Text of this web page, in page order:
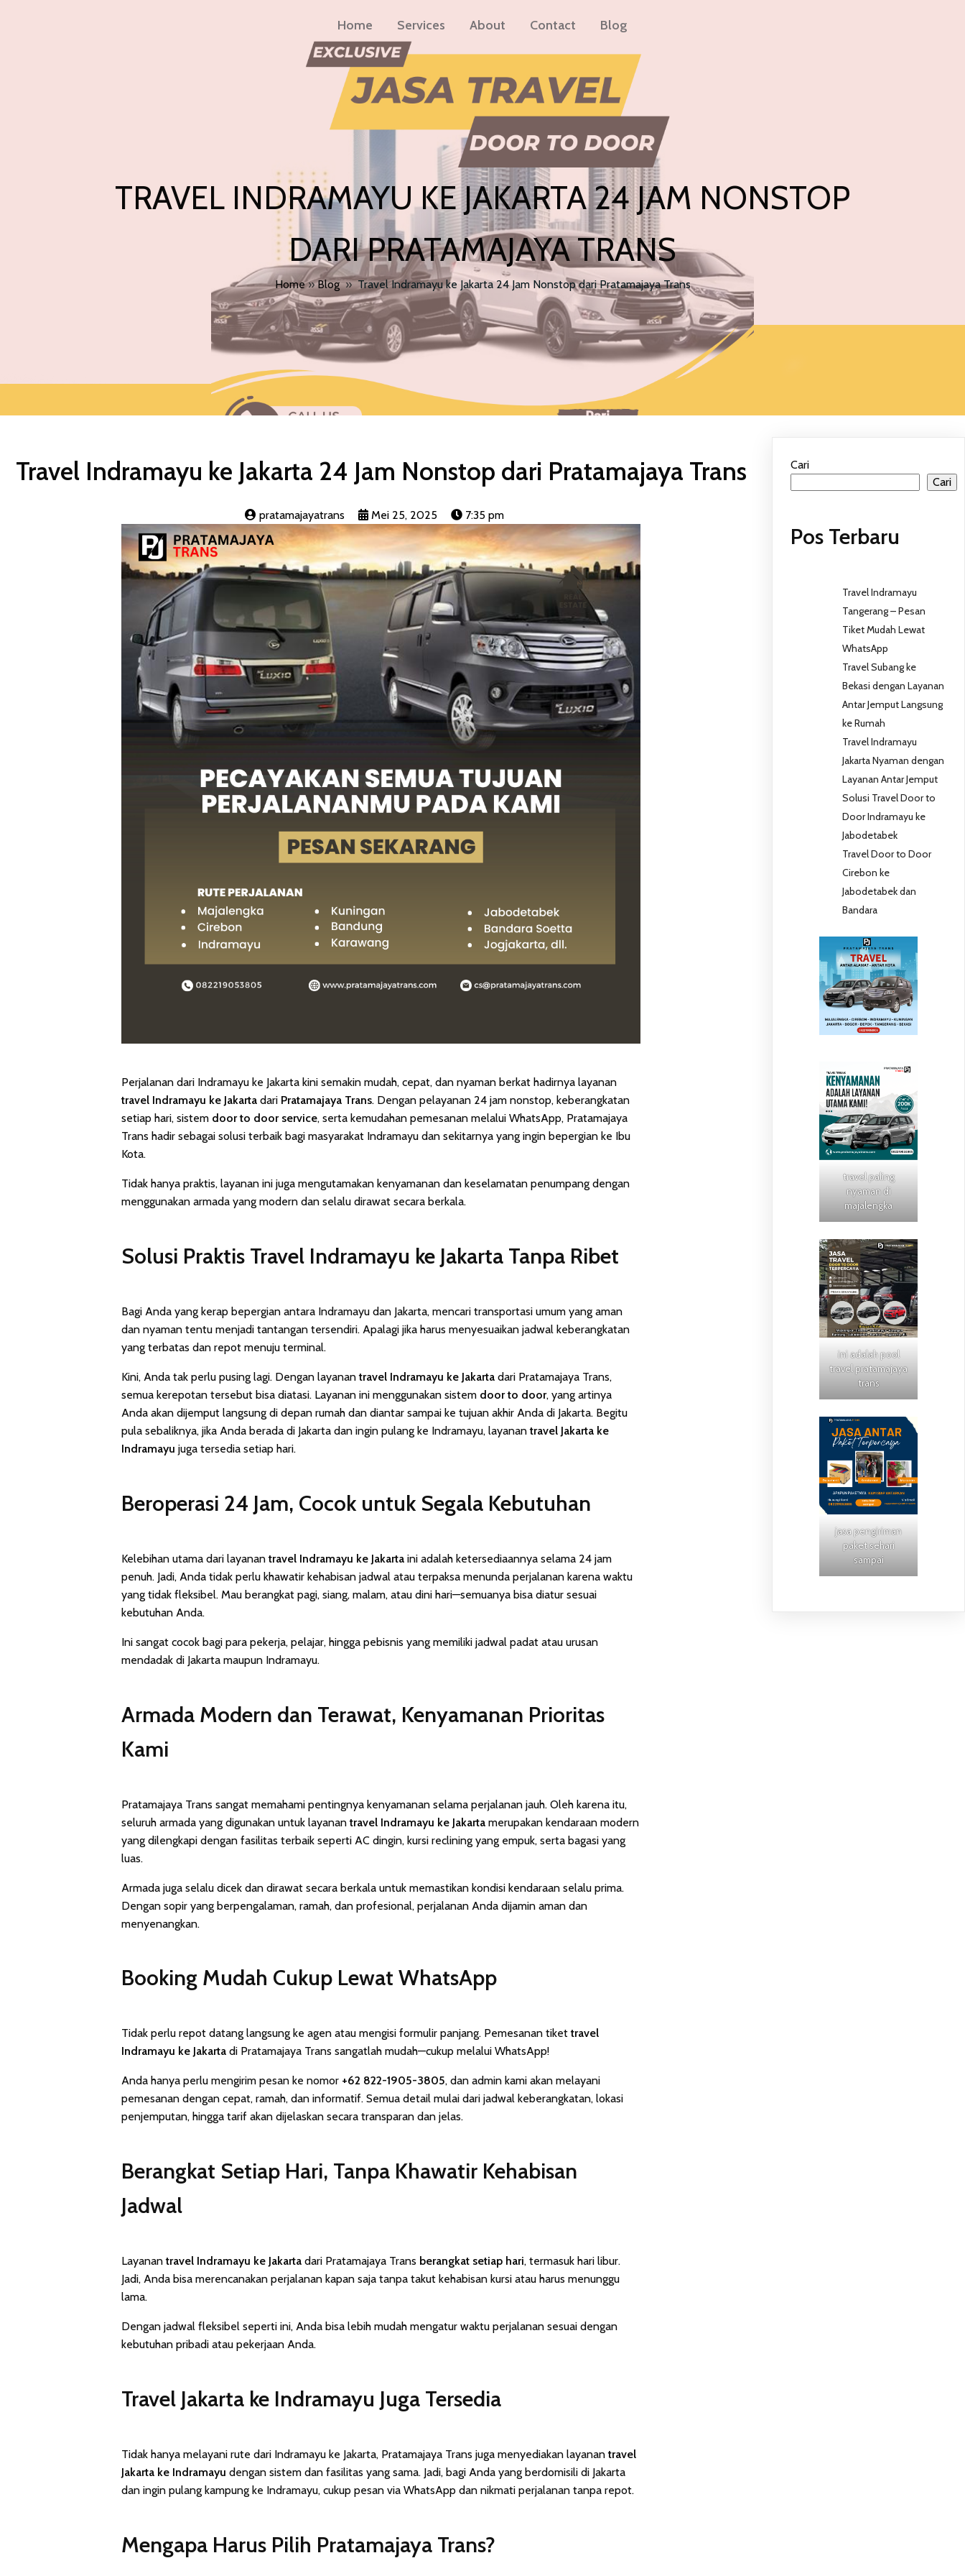
Home Services About Contact Blog
TRAVEL INDRAMAYU KE JAKARTA 24 JAM NONSTOP
DARI PRATAMAJAYA TRANS
Home»Blog » Travel Indramayu ke Jakarta 24 Jam Nonstop dari Pratamajaya Trans
Travel Indramayu ke Jakarta 24 Jam Nonstop dari Pratamajaya Trans
pratamajayatrans Mei 25, 2025 7:35 pm
Perjalanan dari Indramayu ke Jakarta kini semakin mudah, cepat, dan nyaman berkat hadirnya layanan
travel Indramayu ke Jakarta dari Pratamajaya Trans. Dengan pelayanan 24 jam nonstop, keberangkatan
setiap hari, sistem door to door service, serta kemudahan pemesanan melalui WhatsApp, Pratamajaya
Trans hadir sebagai solusi terbaik bagi masyarakat Indramayu dan sekitarnya yang ingin bepergian ke Ibu
Kota.
Tidak hanya praktis, layanan ini juga mengutamakan kenyamanan dan keselamatan penumpang dengan
menggunakan armada yang modern dan selalu dirawat secara berkala.
Solusi Praktis Travel Indramayu ke Jakarta Tanpa Ribet
Bagi Anda yang kerap bepergian antara Indramayu dan Jakarta, mencari transportasi umum yang aman
dan nyaman tentu menjadi tantangan tersendiri. Apalagi jika harus menyesuaikan jadwal keberangkatan
yang terbatas dan repot menuju terminal.
Kini, Anda tak perlu pusing lagi. Dengan layanantravel Indramayu ke Jakarta dari Pratamajaya Trans,
semua kerepotan tersebut bisa diatasi. Layanan ini menggunakan sistem door to door, yang artinya
Anda akan dijemput langsung di depan rumah dan diantar sampai ke tujuan akhir Anda di Jakarta. Begitu
pula sebaliknya, jika Anda berada di Jakarta dan ingin pulang ke Indramayu, layanantravel Jakarta ke
Indramayu juga tersedia setiap hari.
Beroperasi 24 Jam, Cocok untuk Segala Kebutuhan
Kelebihan utama dari layanantravel Indramayu ke Jakarta ini adalah ketersediaannya selama 24 jam
penuh. Jadi, Anda tidak perlu khawatir kehabisan jadwal atau terpaksa menunda perjalanan karena waktu
yang tidak fleksibel. Mau berangkat pagi, siang, malam, atau dini hari—semuanya bisa diatur sesuai
kebutuhan Anda.
Ini sangat cocok bagi para pekerja, pelajar, hingga pebisnis yang memiliki jadwal padat atau urusan
mendadak di Jakarta maupun Indramayu.
Armada Modern dan Terawat, Kenyamanan Prioritas
Kami
Pratamajaya Trans sangat memahami pentingnya kenyamanan selama perjalanan jauh. Oleh karena itu,
seluruh armada yang digunakan untuk layanantravel Indramayu ke Jakarta merupakan kendaraan modern
yang dilengkapi dengan fasilitas terbaik seperti AC dingin, kursi reclining yang empuk, serta bagasi yang
luas.
Armada juga selalu dicek dan dirawat secara berkala untuk memastikan kondisi kendaraan selalu prima.
Dengan sopir yang berpengalaman, ramah, dan profesional, perjalanan Anda dijamin aman dan
menyenangkan.
Booking Mudah Cukup Lewat WhatsApp
Tidak perlu repot datang langsung ke agen atau mengisi formulir panjang. Pemesanan tikettravel
Indramayu ke Jakarta di Pratamajaya Trans sangatlah mudah—cukup melalui WhatsApp!
Anda hanya perlu mengirim pesan ke nomor +62 822-1905-3805, dan admin kami akan melayani
pemesanan dengan cepat, ramah, dan informatif. Semua detail mulai dari jadwal keberangkatan, lokasi
penjemputan, hingga tarif akan dijelaskan secara transparan dan jelas.
Berangkat Setiap Hari, Tanpa Khawatir Kehabisan
Jadwal
Layanantravel Indramayu ke Jakarta dari Pratamajaya Trans berangkat setiap hari, termasuk hari libur.
Jadi, Anda bisa merencanakan perjalanan kapan saja tanpa takut kehabisan kursi atau harus menunggu
lama.
Dengan jadwal fleksibel seperti ini, Anda bisa lebih mudah mengatur waktu perjalanan sesuai dengan
kebutuhan pribadi atau pekerjaan Anda.
Travel Jakarta ke Indramayu Juga Tersedia
Tidak hanya melayani rute dari Indramayu ke Jakarta, Pratamajaya Trans juga menyediakan layanantravel
Jakarta ke Indramayu dengan sistem dan fasilitas yang sama. Jadi, bagi Anda yang berdomisili di Jakarta
dan ingin pulang kampung ke Indramayu, cukup pesan via WhatsApp dan nikmati perjalanan tanpa repot.
Mengapa Harus Pilih Pratamajaya Trans?
Cari
Cari
Pos Terbaru
Travel Indramayu
Tangerang – Pesan
Tiket Mudah Lewat
WhatsApp
Travel Subang ke
Bekasi dengan Layanan
Antar Jemput Langsung
ke Rumah
Travel Indramayu
Jakarta Nyaman dengan
Layanan Antar Jemput
Solusi Travel Door to
Door Indramayu ke
Jabodetabek
Travel Door to Door
Cirebon ke
Jabodetabek dan
Bandara
travel paling
nyaman di
majalengka
ini adalah pool
travel pratamajaya
trans
jasa pengiriman
paket sehari
sampai